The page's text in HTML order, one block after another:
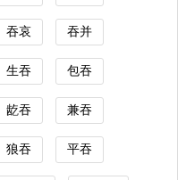
吞哀 吞并
生吞 包吞
龁吞 兼吞
狼吞 平吞